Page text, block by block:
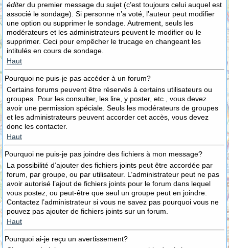
éditer du premier message du sujet (c’est toujours celui auquel est
associé le sondage). Si personne n’a voté, l’auteur peut modifier
une option ou supprimer le sondage. Autrement, seuls les
modérateurs et les administrateurs peuvent le modifier ou le
supprimer. Ceci pour empêcher le trucage en changeant les
intitulés en cours de sondage.
Haut
Pourquoi ne puis-je pas accéder à un forum?
Certains forums peuvent être réservés à certains utilisateurs ou
groupes. Pour les consulter, les lire, y poster, etc., vous devez
avoir une permission spéciale. Seuls les modérateurs de groupes
et les administrateurs peuvent accorder cet accès, vous devez
donc les contacter.
Haut
Pourquoi ne puis-je pas joindre des fichiers à mon message?
La possibilité d’ajouter des fichiers joints peut être accordée par
forum, par groupe, ou par utilisateur. L’administrateur peut ne pas
avoir autorisé l’ajout de fichiers joints pour le forum dans lequel
vous postez, ou peut-être que seul un groupe peut en joindre.
Contactez l’administrateur si vous ne savez pas pourquoi vous ne
pouvez pas ajouter de fichiers joints sur un forum.
Haut
Pourquoi ai-je reçu un avertissement?